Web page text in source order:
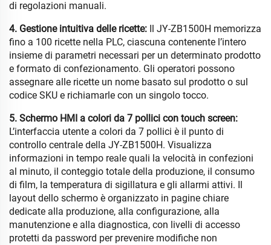
di regolazioni manuali.
4. Gestione intuitiva delle ricette:
Il JY-ZB1500H memorizza
fino a 100 ricette nella PLC, ciascuna contenente l’intero
insieme di parametri necessari per un determinato prodotto
e formato di confezionamento. Gli operatori possono
assegnare alle ricette un nome basato sul prodotto o sul
codice SKU e richiamarle con un singolo tocco.
5. Schermo HMI a colori da 7 pollici con touch screen:
L’interfaccia utente a colori da 7 pollici è il punto di
controllo centrale della JY-ZB1500H. Visualizza
informazioni in tempo reale quali la velocità in confezioni
al minuto, il conteggio totale della produzione, il consumo
di film, la temperatura di sigillatura e gli allarmi attivi. Il
layout dello schermo è organizzato in pagine chiare
dedicate alla produzione, alla configurazione, alla
manutenzione e alla diagnostica, con livelli di accesso
protetti da password per prevenire modifiche non